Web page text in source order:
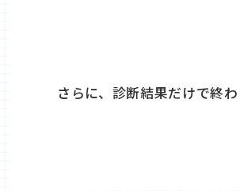
さらに、診断結果だけで終